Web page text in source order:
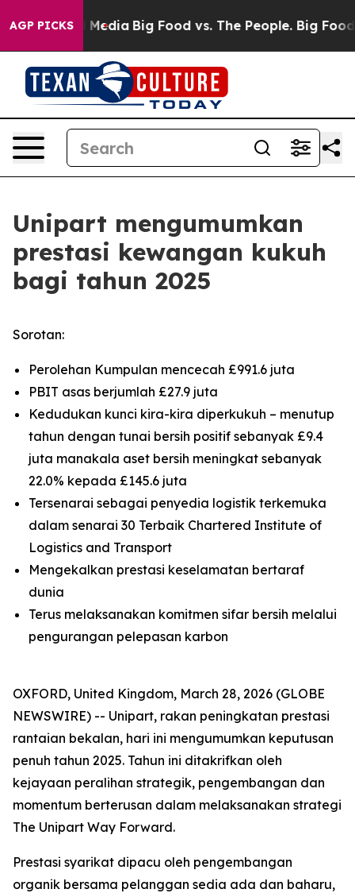
AGP PICKS
Social Media Big Food vs. The People. Big Food’s
Unipart mengumumkan
prestasi kewangan kukuh
bagi tahun 2025
Sorotan:
Perolehan Kumpulan mencecah £991.6 juta
PBIT asas berjumlah £27.9 juta
Kedudukan kunci kira-kira diperkukuh – menutup
tahun dengan tunai bersih positif sebanyak £9.4
juta manakala aset bersih meningkat sebanyak
22.0% kepada £145.6 juta
Tersenarai sebagai penyedia logistik terkemuka
dalam senarai 30 Terbaik Chartered Institute of
Logistics and Transport
Mengekalkan prestasi keselamatan bertaraf
dunia
Terus melaksanakan komitmen sifar bersih melalui
pengurangan pelepasan karbon
OXFORD, United Kingdom, March 28, 2026 (GLOBE
NEWSWIRE) -- Unipart, rakan peningkatan prestasi
rantaian bekalan, hari ini mengumumkan keputusan
penuh tahun 2025. Tahun ini ditakrifkan oleh
kejayaan peralihan strategik, pengembangan dan
momentum berterusan dalam melaksanakan strategi
The Unipart Way Forward.
Prestasi syarikat dipacu oleh pengembangan
organik bersama pelanggan sedia ada dan baharu,